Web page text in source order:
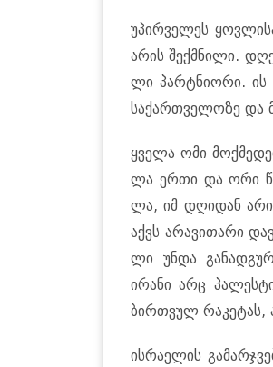
უპირ­ვე­ლეს
არის შექ­მნი­ლი.
ლი პარტნი­ო­რი. ის
სა­ქარ­თვე­ლო­ზე და
ყვე­ლა ომი
ლა ერთი და ორი
ლა, იმ დღი­დან
აქვს არა­ვი­თა­რი
ლი უნდა
ირა­ნი არც
ბირ­თვულ რა­კე­ტას,
ის­რა­ე­ლის